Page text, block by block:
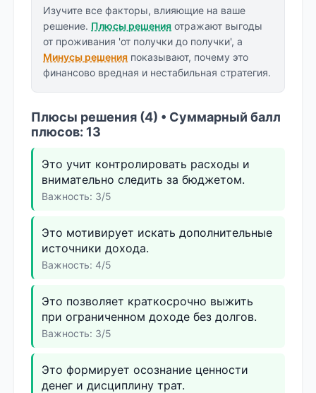
Изучите все факторы, влияющие на ваше
решение. Плюсы решения отражают выгоды
от проживания 'от получки до получки', а
Минусы решения показывают, почему это
финансово вредная и нестабильная стратегия.
Плюсы решения (4) • Суммарный балл
плюсов: 13
Это учит контролировать расходы и
внимательно следить за бюджетом.
Важность: 3/5
Это мотивирует искать дополнительные
источники дохода.
Важность: 4/5
Это позволяет краткосрочно выжить
при ограниченном доходе без долгов.
Важность: 3/5
Это формирует осознание ценности
денег и дисциплину трат.